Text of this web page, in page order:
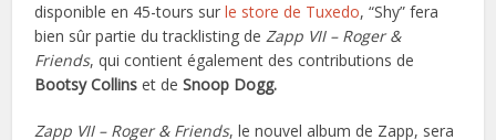
disponible en 45-tours surle store de Tuxedo, “Shy” fera
bien sûr partie du tracklisting deZapp VII – Roger &
Friends, qui contient également des contributions de
Bootsy Collins et deSnoop Dogg.
Zapp VII – Roger & Friends, le nouvel album de Zapp, sera